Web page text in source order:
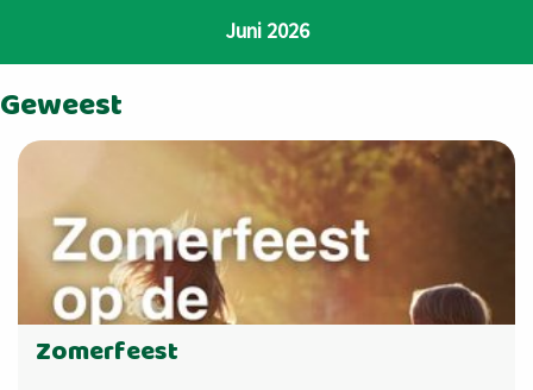
Juni 2026
Geweest
Zomerfeest